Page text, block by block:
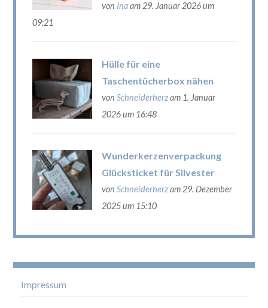
von Inaam 29. Januar 2026 um
09:21
Hülle für eine
Taschentücherbox nähen
von Schneiderherzam 1. Januar
2026 um 16:48
Wunderkerzenverpackung
Glücksticket für Silvester
von Schneiderherzam 29. Dezember
2025 um 15:10
Impressum